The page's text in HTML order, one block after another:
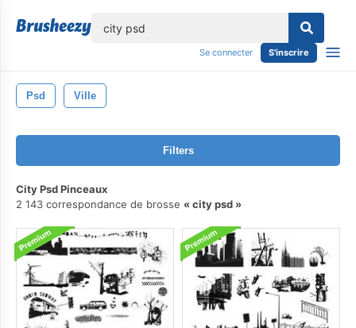
Se connecter S'inscrire
Psd Ville
Filters
City Psd Pinceaux
2 143 correspondance de brosse
city psd